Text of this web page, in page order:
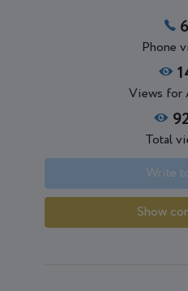
6
Phone
Views for
Total
Write
Show